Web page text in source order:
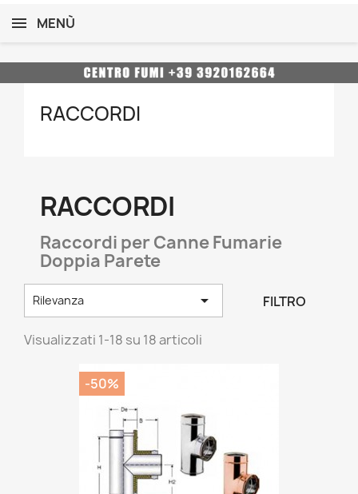
MENÙ
RACCORDI
RACCORDI
Raccordi per Canne Fumarie
Doppia Parete
Rilevanza  FILTRO
Visualizzati 1-18 su 18 articoli
-50%